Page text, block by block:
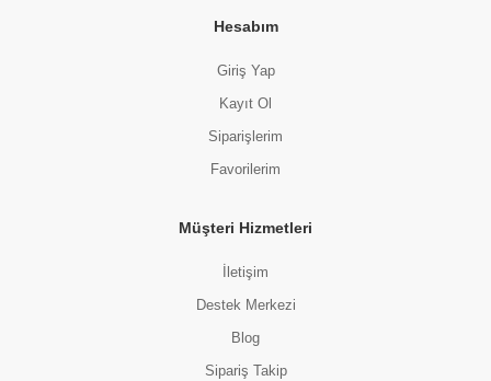
Hesabım
Giriş Yap
Kayıt Ol
Siparişlerim
Favorilerim
Müşteri Hizmetleri
İletişim
Destek Merkezi
Blog
Sipariş Takip